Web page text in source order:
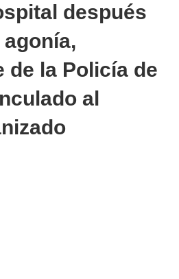
después
de la Policía de
al